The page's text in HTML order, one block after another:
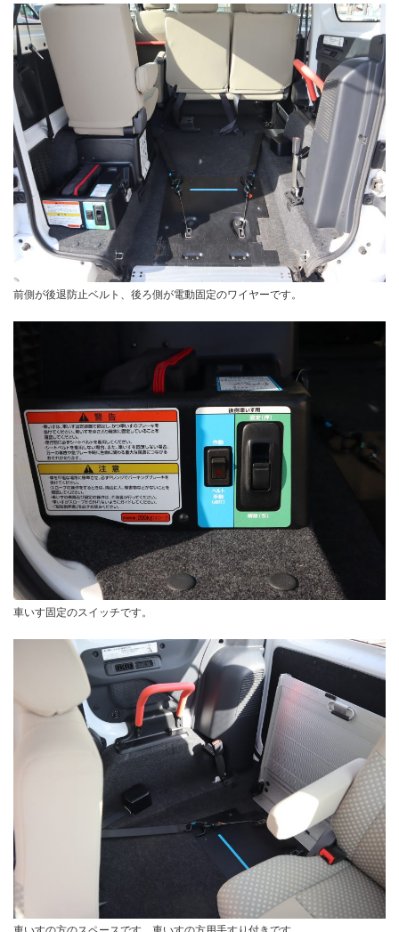
前側が後退防止ベルト、後ろ側が電動固定のワイヤーです。
車いす固定のスイッチです。